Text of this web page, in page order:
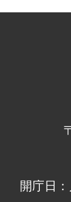
開庁日